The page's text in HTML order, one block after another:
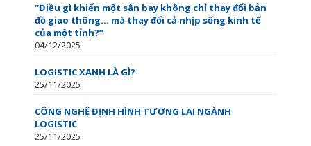
“Điều gì khiến một sân bay không chỉ thay đổi bản
đồ giao thông… mà thay đổi cả nhịp sống kinh tế
của một tỉnh?”
04/12/2025
LOGISTIC XANH LÀ GÌ?
25/11/2025
CÔNG NGHỆ ĐỊNH HÌNH TƯƠNG LAI NGÀNH
LOGISTIC
25/11/2025